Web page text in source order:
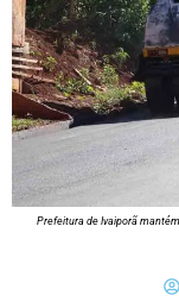
Prefeitura de Ivaiporã